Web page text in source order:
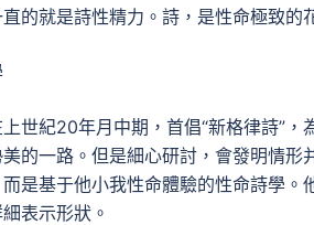
的就是詩性精力。詩，是性命極致的
世紀20年月中期，首倡“新格律詩”
的一路。但是細心研討，會發明情
是基于他小我性命體驗的性命詩學
表示形狀。